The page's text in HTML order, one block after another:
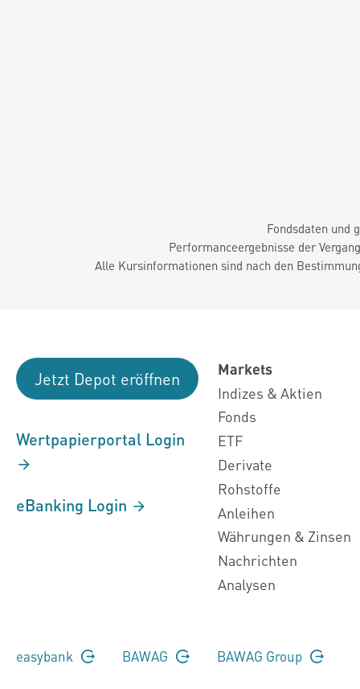
Fondsdaten und
Performanceergebnisse der
Alle Kursinformationen sind nach den
Jetzt Depot eröffnen
Wertpapierportal Login
eBanking Login
Markets
Indizes & Aktien
Fonds
ETF
Derivate
Rohstoffe
Anleihen
Währungen & Zinsen
Nachrichten
Analysen
easybank BAWAG BAWAG Group